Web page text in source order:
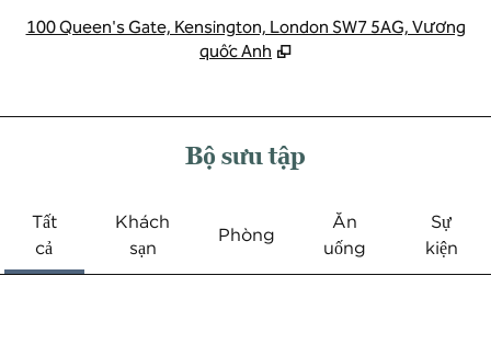
100 Queen's Gate, Kensington, London SW7 5AG, Vương
quốc Anh
Bộ sưu tập
Tất
cả
Khách
sạn
Phòng
Ăn
uống
Sự
kiện